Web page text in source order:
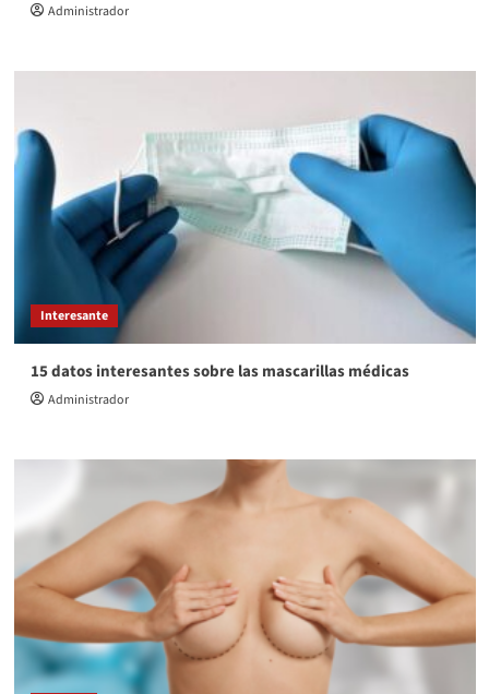
Administrador
Interesante
15 datos interesantes sobre las mascarillas médicas
Administrador